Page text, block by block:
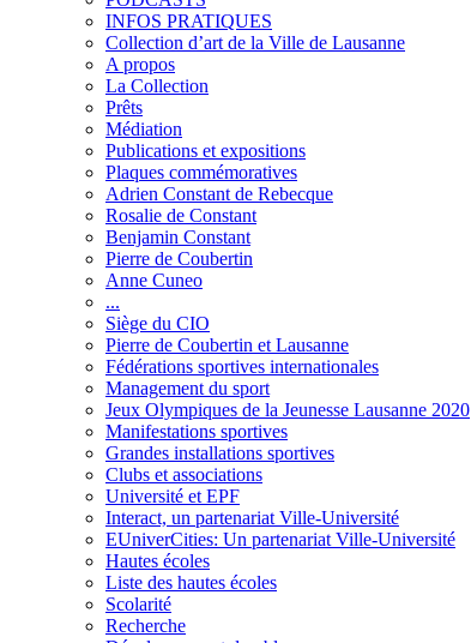
INFOS PRATIQUES
Collection d’art de la Ville de Lausanne
A propos
La Collection
Prêts
Médiation
Publications et expositions
Plaques commémoratives
Adrien Constant de Rebecque
Rosalie de Constant
Benjamin Constant
Pierre de Coubertin
Anne Cuneo
...
Siège du CIO
Pierre de Coubertin et Lausanne
Fédérations sportives internationales
Management du sport
Jeux Olympiques de la Jeunesse Lausanne 2020
Manifestations sportives
Grandes installations sportives
Clubs et associations
Université et EPF
Interact, un partenariat Ville-Université
EUniverCities: Un partenariat Ville-Université
Hautes écoles
Liste des hautes écoles
Scolarité
Recherche